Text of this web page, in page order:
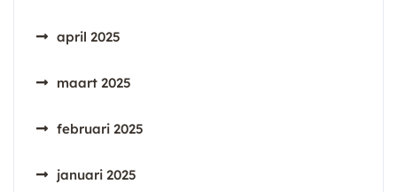
april 2025
maart 2025
februari 2025
januari 2025